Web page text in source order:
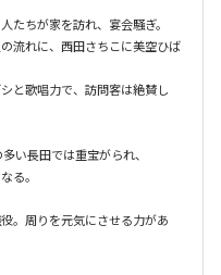
たちが家を訪れ、宴会騒ぎ。
流れに、西田さちこに美空ひば
と歌唱力で、訪問客は絶賛し
い長田では重宝がられ、
る。
。周りを元気にさせる力があ